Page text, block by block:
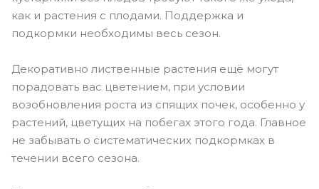
как и растения с плодами. Поддержка и
подкормки необходимы весь сезон.
Декоративно лиственные растения ещё могут
порадовать вас цветением, при условии
возобновления роста из спящих почек, особенно у
растений, цветущих на побегах этого года. Главное
не забывать о систематических подкормках в
течении всего сезона.